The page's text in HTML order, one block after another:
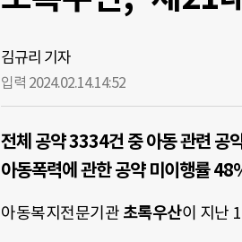
김규리 기자
입력 2024.02.14.14:52
전체 공약 3334건 중 아동 관련
아동폭력에 관한 공약 미이행률
아동복지전문기관 초록우산이 지난